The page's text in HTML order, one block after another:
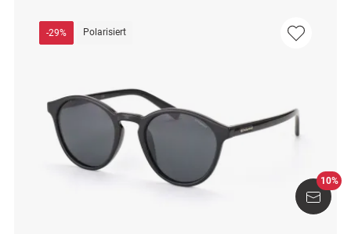
-29% Polarisiert
10%